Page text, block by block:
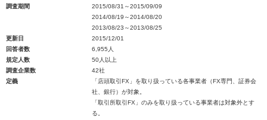
調査期間
2015/08/31～2015/09/09
2014/08/19～2014/08/20
2013/08/23～2013/08/25
更新日
2015/12/01
回答者数
6,955人
規定人数
50人以上
調査企業数
42社
定義
「店頭取引FX」を取り扱っている各事業者（FX専門、証券会
社、銀行）が対象。
「取引所取引FX」のみを取り扱っている事業者は対象外とす
る。